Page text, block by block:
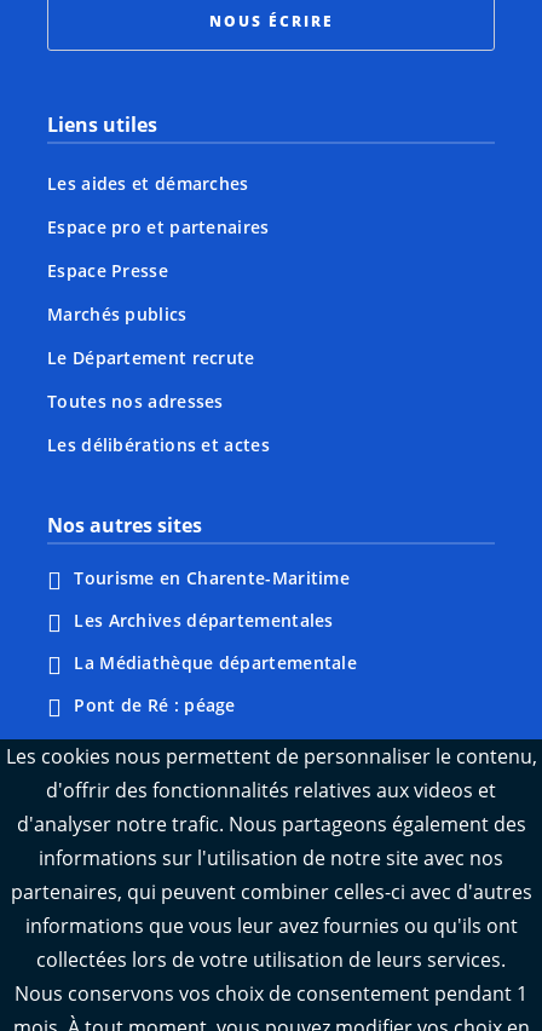
NOUS ÉCRIRE
Liens utiles
Les aides et démarches
Espace pro et partenaires
Espace Presse
Marchés publics
Le Département recrute
Toutes nos adresses
Les délibérations et actes
Nos autres sites
Tourisme en Charente-Maritime
Les Archives départementales
La Médiathèque départementale
Pont de Ré : péage
Webcams : Ré info trafic
Webcams : Oléron info trafic
Manger 17
L'Observatoire des territoires de Charente-
Maritime
Les cookies nous permettent de personnaliser le contenu,
d'offrir des fonctionnalités relatives aux videos et
d'analyser notre trafic. Nous partageons également des
informations sur l'utilisation de notre site avec nos
partenaires, qui peuvent combiner celles-ci avec d'autres
informations que vous leur avez fournies ou qu'ils ont
collectées lors de votre utilisation de leurs services.
Nous conservons vos choix de consentement pendant 1